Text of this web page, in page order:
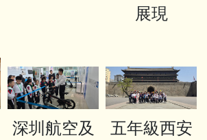
展現
深圳航空及
五年級西安